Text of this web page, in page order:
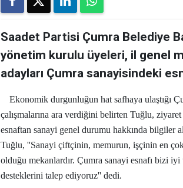
Saadet Partisi Çumra Belediye
yönetim kurulu üyeleri, il genel
adayları Çumra sanayisindeki
Ekonomik durgunluğun hat safhaya ulaştığı
çalışmalarına ara verdiğini belirten Tuğlu, ziyaret
esnaftan sanayi genel durumu hakkında bilgiler
Tuğlu, ''Sanayi çiftçinin, memurun, işçinin en
olduğu mekanlardır. Çumra sanayi esnafı bizi
desteklerini talep ediyoruz'' dedi.